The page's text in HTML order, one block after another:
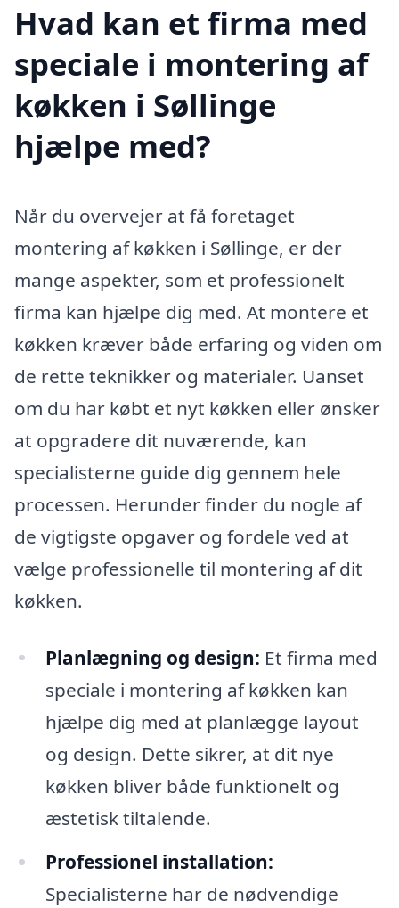
Hvad kan et firma med
speciale i montering af
køkken i Søllinge
hjælpe med?
Når du overvejer at få foretaget
montering af køkken i Søllinge, er der
mange aspekter, som et professionelt
firma kan hjælpe dig med. At montere et
køkken kræver både erfaring og viden om
de rette teknikker og materialer. Uanset
om du har købt et nyt køkken eller ønsker
at opgradere dit nuværende, kan
specialisterne guide dig gennem hele
processen. Herunder finder du nogle af
de vigtigste opgaver og fordele ved at
vælge professionelle til montering af dit
køkken.
Planlægning og design: Et firma med
speciale i montering af køkken kan
hjælpe dig med at planlægge layout
og design. Dette sikrer, at dit nye
køkken bliver både funktionelt og
æstetisk tiltalende.
Professionel installation:
Specialisterne har de nødvendige